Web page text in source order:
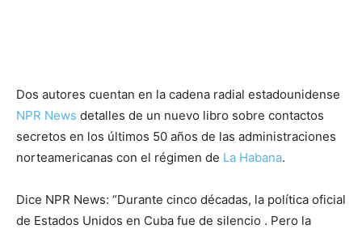
Dos autores cuentan en la cadena radial estadounidense
NPR News detalles de un nuevo libro sobre contactos
secretos en los últimos 50 años de las administraciones
norteamericanas con el régimen de La Habana.
Dice NPR News: “Durante cinco décadas, la política oficial
de Estados Unidos en Cuba fue de silencio . Pero la